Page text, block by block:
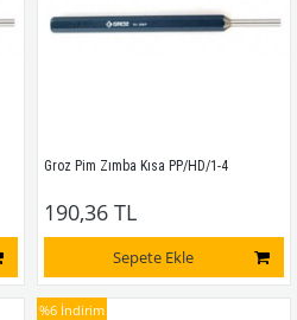
Groz Pim Zımba Kısa PP/HD/1-4
190,36 TL
Sepete Ekle
%6 İndirim